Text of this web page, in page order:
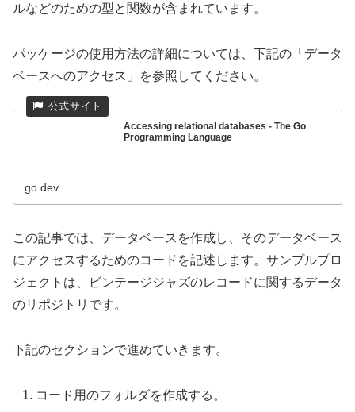
ルなどのための型と関数が含まれています。
パッケージの使用方法の詳細については、下記の「データ
ベースへのアクセス」を参照してください。
Accessing relational databases - The Go
Programming Language
go.dev
この記事では、データベースを作成し、そのデータベース
にアクセスするためのコードを記述します。サンプルプロ
ジェクトは、ビンテージジャズのレコードに関するデータ
のリポジトリです。
下記のセクションで進めていきます。
コード用のフォルダを作成する。